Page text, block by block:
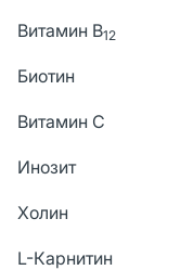
Витамин В12
Биотин
Витамин С
Инозит
Холин
L-Карнитин